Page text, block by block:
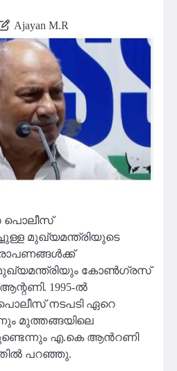
Ajayan M.R
പൊലീസ്
മുഖ്യമന്ത്രിയുടെ
മുഖ്യമന്ത്രിയും കോൺഗ്രസ്
1995-ൽ
പൊലീസ് നടപടി ഏറെ
മുത്തങ്ങയിലെ
എ.കെ ആന്‍റണി
പറഞ്ഞു.